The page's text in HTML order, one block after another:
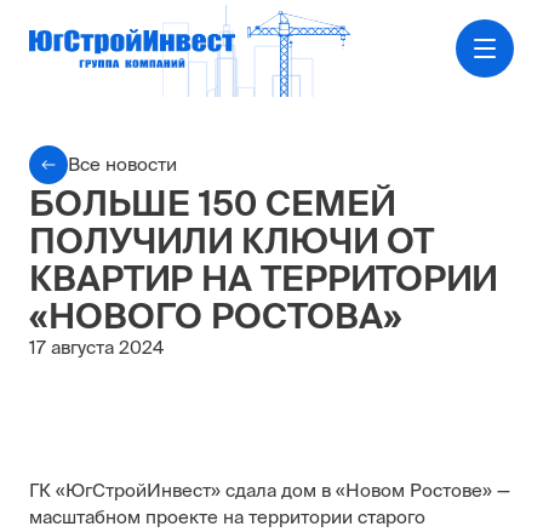
Все новости
БОЛЬШЕ 150 СЕМЕЙ
ПОЛУЧИЛИ КЛЮЧИ ОТ
КВАРТИР НА ТЕРРИТОРИИ
«НОВОГО РОСТОВА»
17 августа 2024
ГК «ЮгСтройИнвест» сдала дом в «Новом Ростове» —
масштабном проекте на территории старого